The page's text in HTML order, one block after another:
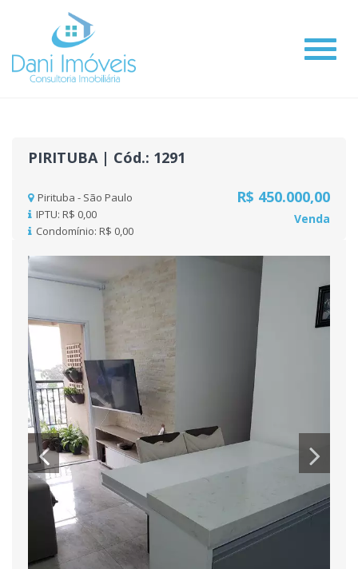
#
PIRITUBA | Cód.: 1291
Pirituba - São Paulo
IPTU: R$ 0,00
Condomínio: R$ 0,00
R$ 450.000,00
Venda
Previous